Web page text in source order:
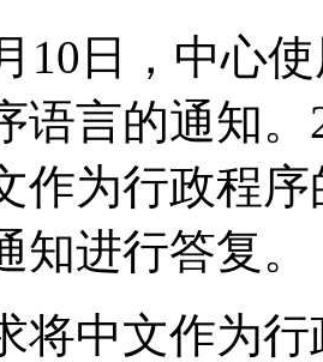
10日，中心
语言的通知
作为行政程
知进行答复。
将中文作为